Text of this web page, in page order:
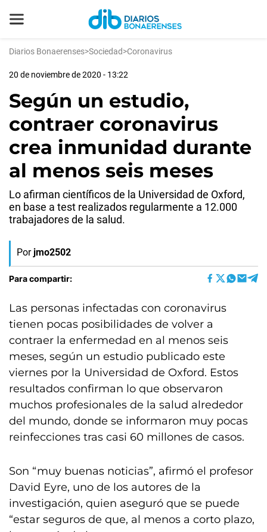
Diarios Bonaerenses>Sociedad>Coronavirus
20 de noviembre de 2020 - 13:22
Según un estudio,
contraer coronavirus
crea inmunidad durante
al menos seis meses
Lo afirman científicos de la Universidad de Oxford,
en base a test realizados regularmente a 12.000
trabajadores de la salud.
Por jmo2502
Para compartir:
Las personas infectadas con coronavirus
tienen pocas posibilidades de volver a
contraer la enfermedad en al menos seis
meses, según un estudio publicado este
viernes por la Universidad de Oxford. Estos
resultados confirman lo que observaron
muchos profesionales de la salud alrededor
del mundo, donde se informaron muy pocas
reinfecciones tras casi 60 millones de casos.
Son “muy buenas noticias”, afirmó el profesor
David Eyre, uno de los autores de la
investigación, quien aseguró que se puede
“estar seguros de que, al menos a corto plazo,